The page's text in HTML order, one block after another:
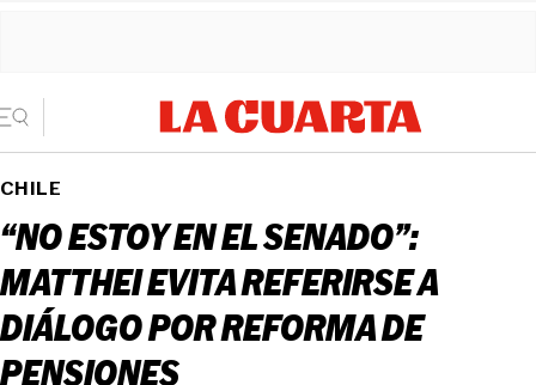
CHILE
“NO ESTOY EN EL SENADO”:
MATTHEI EVITA REFERIRSE A
DIÁLOGO POR REFORMA DE
PENSIONES